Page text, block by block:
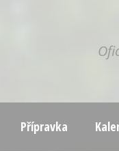
Přípravka